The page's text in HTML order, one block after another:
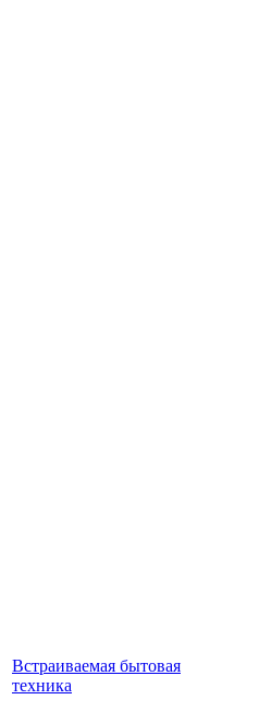
Встраиваемая бытовая
техника